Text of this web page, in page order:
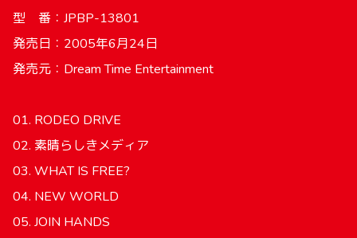
型 番：JPBP-13801
発売日：2005年6月24日
発売元：Dream Time Entertainment
01. RODEO DRIVE
02. 素晴らしきメディア
03. WHAT IS FREE?
04. NEW WORLD
05. JOIN HANDS